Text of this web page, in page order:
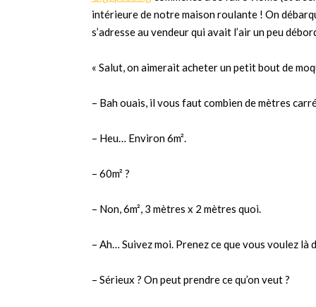
intérieure de notre maison roulante ! On
s’adresse au vendeur qui avait l’air un peu
« Salut, on aimerait acheter un petit bout de
– Bah ouais, il vous faut combien de mètres
– Heu… Environ 6m².
– 60m² ?
– Non, 6m², 3 mètres x 2 mètres quoi.
– Ah… Suivez moi. Prenez ce que vous voulez là
– Sérieux ? On peut prendre ce qu’on veut ?